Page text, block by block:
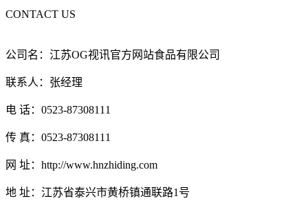
CONTACT US
公司名：江苏OG视讯官方网站食品有限公司
联系人：张经理
电 话：0523-87308111
传 真：0523-87308111
网 址：http://www.hnzhiding.com
地 址：江苏省泰兴市黄桥镇通联路1号